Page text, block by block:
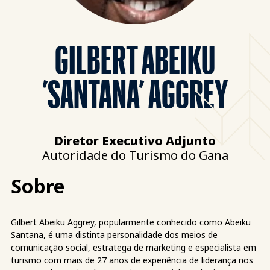
GILBERT ABEIKU
’SANTANA’ AGGREY
Diretor Executivo Adjunto
Autoridade do Turismo do Gana
Sobre
Gilbert Abeiku Aggrey, popularmente conhecido como Abeiku
Santana, é uma distinta personalidade dos meios de
comunicação social, estratega de marketing e especialista em
turismo com mais de 27 anos de experiência de liderança nos